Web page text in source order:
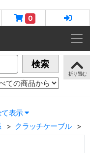
0
検索
て表示
クラッチケーブル